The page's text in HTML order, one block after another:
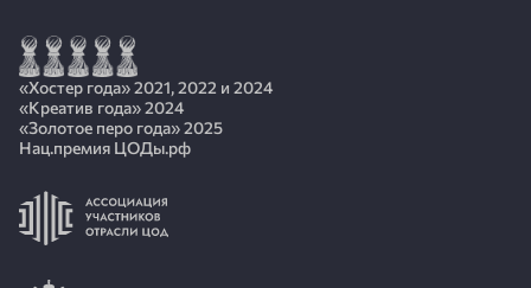
«Хостер года» 2021, 2022 и 2024
«Креатив года» 2024
«Золотое перо года» 2025
Нац.премия ЦОДы.рф